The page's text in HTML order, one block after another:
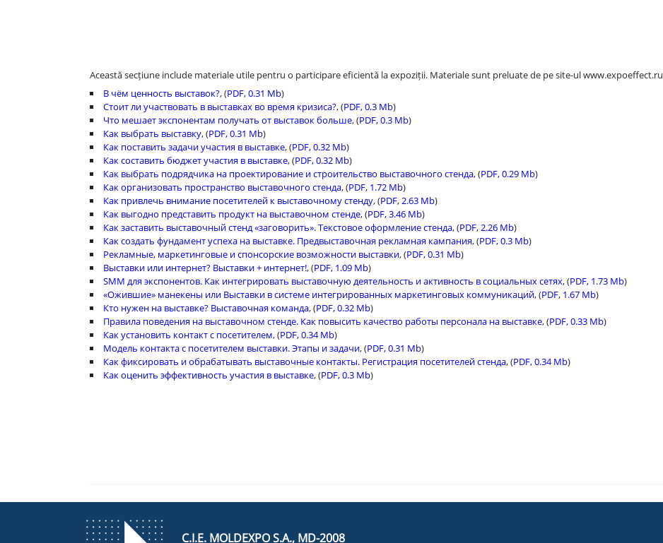
Această secțiune include materiale utile pentru o participare eficientă la expoziții. Materiale sunt preluate de pe site-ul www.expoeffect.ru
В чём ценность выставок?, (PDF, 0.31 Mb)
Стоит ли участвовать в выставках во время кризиса?, (PDF, 0.3 Mb)
Что мешает экспонентам получать от выставок больше, (PDF, 0.3 Mb)
Как выбрать выставку, (PDF, 0.31 Mb)
Как поставить задачи участия в выставке, (PDF, 0.32 Mb)
Как составить бюджет участия в выставке, (PDF, 0.32 Mb)
Как выбрать подрядчика на проектирование и строительство выставочного стенда, (PDF, 0.29 Mb)
Как организовать пространство выставочного стенда, (PDF, 1.72 Mb)
Как привлечь внимание посетителей к выставочному стенду, (PDF, 2.63 Mb)
Как выгодно представить продукт на выставочном стенде, (PDF, 3.46 Mb)
Как заставить выставочный стенд «заговорить». Текстовое оформление стенда, (PDF, 2.26 Mb)
Как создать фундамент успеха на выставке. Предвыставочная рекламная кампания, (PDF, 0.3 Mb)
Рекламные, маркетинговые и спонсорские возможности выставки, (PDF, 0.31 Mb)
Выставки или интернет? Выставки + интернет!, (PDF, 1.09 Mb)
SMM для экспонентов. Как интегрировать выставочную деятельность и активность в социальных сетях, (PDF, 1.73 Mb)
«Ожившие» манекены или Выставки в системе интегрированных маркетинговых коммуникаций, (PDF, 1.67 Mb)
Кто нужен на выставке? Выставочная команда, (PDF, 0.32 Mb)
Правила поведения на выставочном стенде. Как повысить качество работы персонала на выставке, (PDF, 0.33 Mb)
Как установить контакт с посетителем, (PDF, 0.34 Mb)
Модель контакта с посетителем выставки. Этапы и задачи, (PDF, 0.31 Mb)
Как фиксировать и обрабатывать выставочные контакты. Регистрация посетителей стенда, (PDF, 0.34 Mb)
Как оценить эффективность участия в выставке, (PDF, 0.3 Mb)
C.I.E. MOLDEXPO S.A., MD-2008